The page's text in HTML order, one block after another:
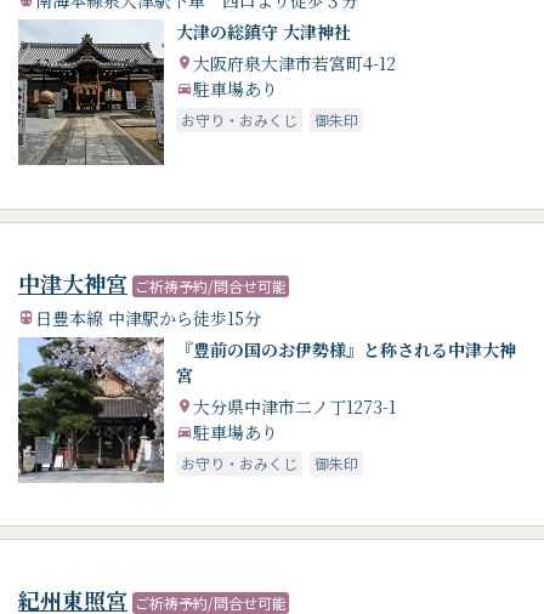
大津の総鎮守 大津神社
大阪府泉大津市若宮町4-12
駐車場あり
お守り・おみくじ 御朱印
中津大神宮 ご祈祷予約/問合せ可能
日豊本線 中津駅から徒歩15分
『豊前の国のお伊勢様』と称される中津大神
宮
大分県中津市二ノ丁1273-1
駐車場あり
お守り・おみくじ 御朱印
紀州東照宮 ご祈祷予約/問合せ可能